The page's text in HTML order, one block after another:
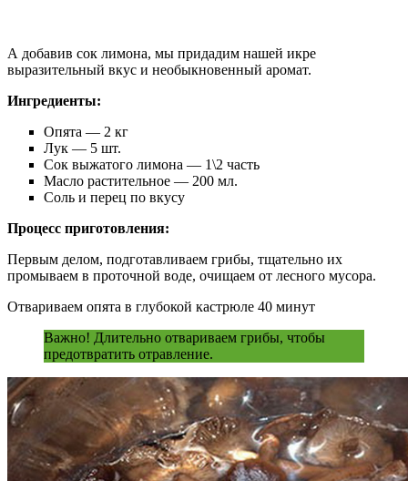
А добавив сок лимона, мы придадим нашей икре
выразительный вкус и необыкновенный аромат.
Ингредиенты:
Опята — 2 кг
Лук — 5 шт.
Сок выжатого лимона — 1\2 часть
Масло растительное — 200 мл.
Соль и перец по вкусу
Процесс приготовления:
Первым делом, подготавливаем грибы, тщательно их
промываем в проточной воде, очищаем от лесного мусора.
Отвариваем опята в глубокой кастрюле 40 минут
Важно! Длительно отвариваем грибы, чтобы
предотвратить отравление.